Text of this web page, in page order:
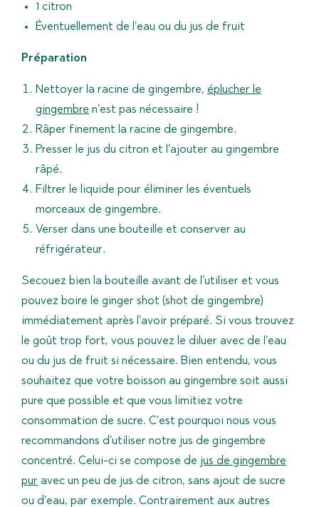
1 citron
Éventuellement de l’eau ou du jus de fruit
Préparation
Nettoyer la racine de gingembre, éplucher le
gingembre n’est pas nécessaire !
Râper finement la racine de gingembre.
Presser le jus du citron et l’ajouter au gingembre
râpé.
Filtrer le liquide pour éliminer les éventuels
morceaux de gingembre.
Verser dans une bouteille et conserver au
réfrigérateur.
Secouez bien la bouteille avant de l’utiliser et vous
pouvez boire le ginger shot (shot de gingembre)
immédiatement après l’avoir préparé. Si vous trouvez
le goût trop fort, vous pouvez le diluer avec de l’eau
ou du jus de fruit si nécessaire. Bien entendu, vous
souhaitez que votre boisson au gingembre soit aussi
pure que possible et que vous limitiez votre
consommation de sucre. C’est pourquoi nous vous
recommandons d’utiliser notre jus de gingembre
concentré. Celui-ci se compose de jus de gingembre
pur avec un peu de jus de citron, sans ajout de sucre
ou d’eau, par exemple. Contrairement aux autres